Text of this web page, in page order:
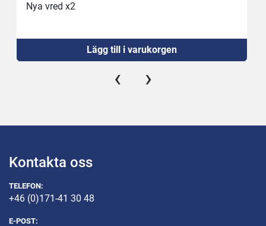
Nya vred x2
Lägg till i varukorgen
‹ ›
Kontakta oss
TELEFON:
+46 (0)171-41 30 48
E-POST: